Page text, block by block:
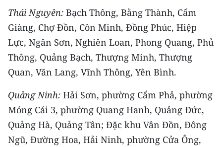
ENGLISH
中文
FRANÇAIS
РУССКИЙ
ESPAÑOL
한국어
Thái Nguyên: Bạch Thông, Bằng Thành, Cẩm
Giàng, Chợ Đồn, Côn Minh, Đồng Phúc, Hiệp
Lực, Ngân Sơn, Nghiên Loan, Phong Quang, Phủ
Thông, Quảng Bạch, Thượng Minh, Thượng
Quan, Văn Lang, Vĩnh Thông, Yên Bình.
Quảng Ninh: Hải Sơn, phường Cẩm Phả, phường
Móng Cái 3, phường Quang Hanh, Quảng Đức,
Quảng Hà, Quảng Tân; Đặc khu Vân Đồn, Đông
Ngũ, Đường Hoa, Hải Ninh, phường Cửa Ông,